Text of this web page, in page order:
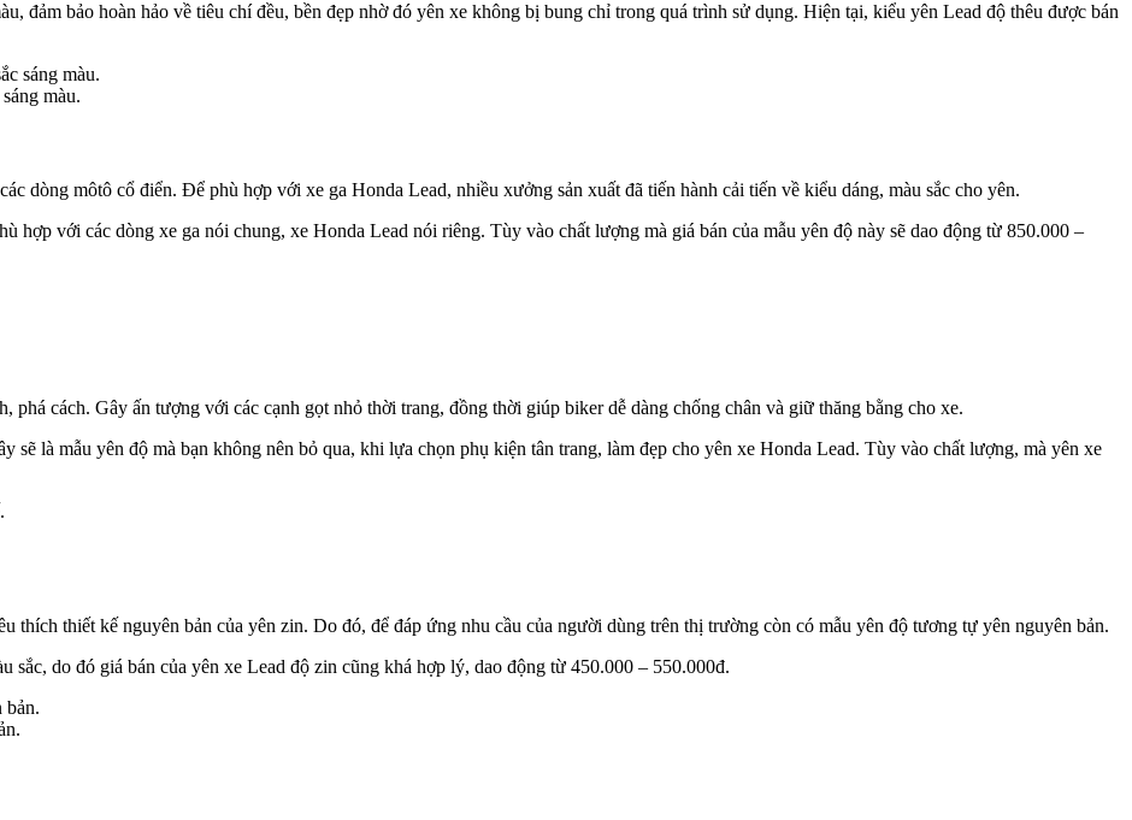
đảm bảo hoàn hảo về tiêu chí đều, bền đẹp nhờ đó yên xe không bị bung chỉ trong quá trình sử dụng. Hiện tại, kiểu yên Lead độ thêu được bán
màu.
dòng môtô cổ điển. Để phù hợp với xe ga Honda Lead, nhiều xưởng sản xuất đã tiến hành cải tiến về kiểu dáng, màu sắc cho yên.
hợp với các dòng xe ga nói chung, xe Honda Lead nói riêng. Tùy vào chất lượng mà giá bán của mẫu yên độ này sẽ dao động từ 850.000 –
phá cách. Gây ấn tượng với các cạnh gọt nhỏ thời trang, đồng thời giúp biker dễ dàng chống chân và giữ thăng bằng cho xe.
sẽ là mẫu yên độ mà bạn không nên bỏ qua, khi lựa chọn phụ kiện tân trang, làm đẹp cho yên xe Honda Lead. Tùy vào chất lượng, mà yên xe
thích thiết kế nguyên bản của yên zin. Do đó, để đáp ứng nhu cầu của người dùng trên thị trường còn có mẫu yên độ tương tự yên nguyên bản.
sắc, do đó giá bán của yên xe Lead độ zin cũng khá hợp lý, dao động từ 450.000 – 550.000đ.